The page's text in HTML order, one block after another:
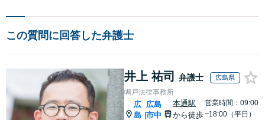
この質問に回答した弁護士
井上 祐司 弁護士 広島県
鳴戸法律事務所
広
島
広島
市中
本通駅
から徒歩
営業時間：09:00
~18:00（平日）